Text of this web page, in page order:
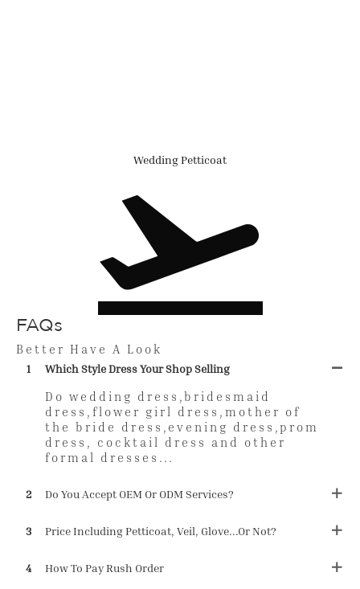
Wedding Petticoat
FAQs
Better Have A Look
1 Which Style Dress Your Shop Selling
Do wedding dress,bridesmaid
dress,flower girl dress,mother of
the bride dress,evening dress,prom
dress, cocktail dress and other
formal dresses...
2 Do You Accept OEM Or ODM Services?
3 Price Including Petticoat, Veil, Glove...or Not?
4 How To Pay Rush Order